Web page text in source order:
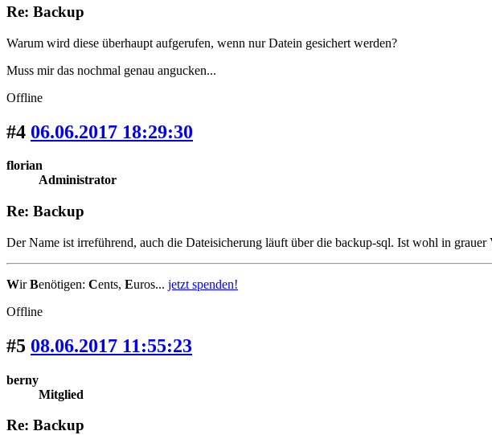
Re: Backup
Warum wird diese überhaupt aufgerufen, wenn nur Datein gesichert werden?
Muss mir das nochmal genau angucken...
Offline
#4 06.06.2017 18:29:30
florian
Administrator
Re: Backup
Der Name ist irreführend, auch die Dateisicherung läuft über die backup-sql. Ist wohl in
WirBenötigen: Cents, Euros... jetzt spenden!
Offline
#5 08.06.2017 11:55:23
berny
Mitglied
Re: Backup